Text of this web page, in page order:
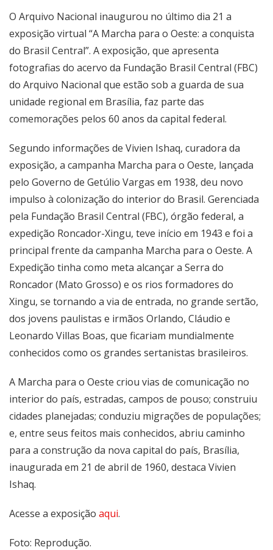
O Arquivo Nacional inaugurou no último dia 21 a
exposição virtual “A Marcha para o Oeste: a conquista
do Brasil Central”. A exposição, que apresenta
fotografias do acervo da Fundação Brasil Central (FBC)
do Arquivo Nacional que estão sob a guarda de sua
unidade regional em Brasília, faz parte das
comemorações pelos 60 anos da capital federal.
Segundo informações de Vivien Ishaq, curadora da
exposição, a campanha Marcha para o Oeste, lançada
pelo Governo de Getúlio Vargas em 1938, deu novo
impulso à colonização do interior do Brasil. Gerenciada
pela Fundação Brasil Central (FBC), órgão federal, a
expedição Roncador-Xingu, teve início em 1943 e foi a
principal frente da campanha Marcha para o Oeste. A
Expedição tinha como meta alcançar a Serra do
Roncador (Mato Grosso) e os rios formadores do
Xingu, se tornando a via de entrada, no grande sertão,
dos jovens paulistas e irmãos Orlando, Cláudio e
Leonardo Villas Boas, que ficariam mundialmente
conhecidos como os grandes sertanistas brasileiros.
A Marcha para o Oeste criou vias de comunicação no
interior do país, estradas, campos de pouso; construiu
cidades planejadas; conduziu migrações de populações;
e, entre seus feitos mais conhecidos, abriu caminho
para a construção da nova capital do país, Brasília,
inaugurada em 21 de abril de 1960, destaca Vivien
Ishaq.
Acesse a exposição aqui.
Foto: Reprodução.